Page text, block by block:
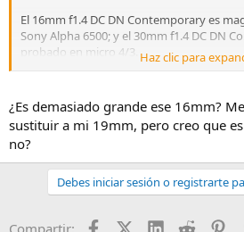
El 16mm f1.4 DC DN Contemporary es
Sony Alpha 6500; y el 30mm f1.4 DC DN
probado en micro 4/3. Haz clic para
¿Es demasiado grande ese 16mm?
sustituir a mi 19mm, pero creo que
no?
Debes iniciar sesión o registrarte
Compartir: FacebookX (Twitter)
LinkedIn
Reddit